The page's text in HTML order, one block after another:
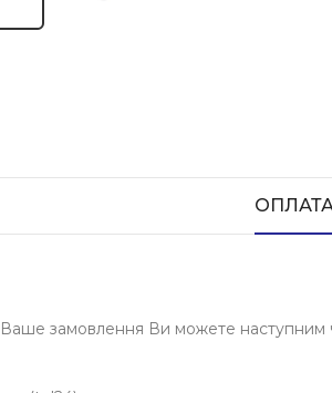
Ваше замовлення Ви можете наступним